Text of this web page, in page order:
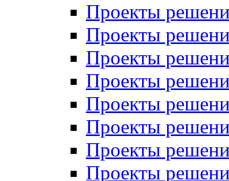
Проекты
Проекты
Проекты
Проекты
Проекты
Проекты
Проекты
Проекты